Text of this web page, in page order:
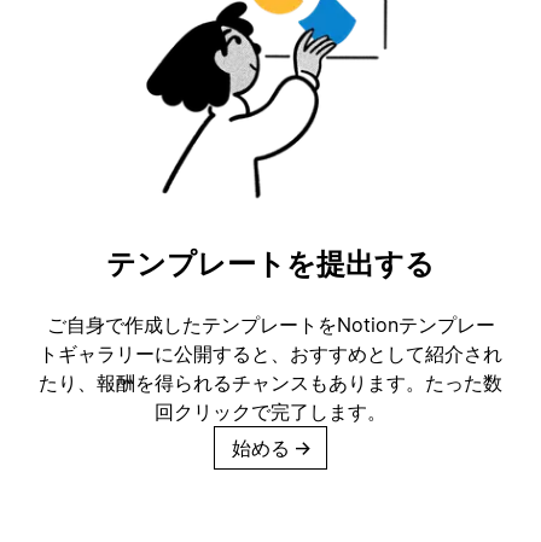
テンプレートを提出する
ご自身で作成したテンプレートをNotionテンプレー
トギャラリーに公開すると、おすすめとして紹介され
たり、報酬を得られるチャンスもあります。たった数
回クリックで完了します。
始める →